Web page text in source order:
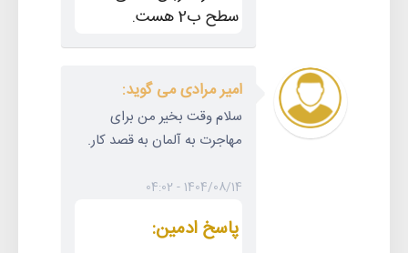
سطح ب2 هست.
امیر مرادی می گوید:
سلام وقت بخیر من برای
مهاجرت به آلمان به قصد کار.
1404/08/14 - 04:02
پاسخ ادمین: